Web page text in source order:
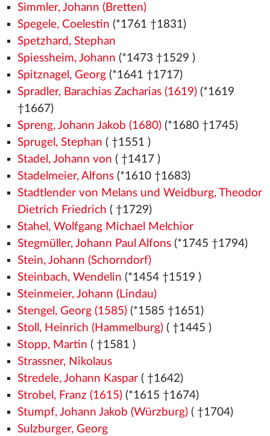
Simmler, Johann (Bretten)
Spegele, Coelestin (*1761 †1831)
Spetzhard, Stephan
Spiessheim, Johann (*1473 †1529 )
Spitznagel, Georg(*1641 †1717)
Spradler, Barachias Zacharias (1619)(*1619
†1667)
Spreng, Johann Jakob (1680)(*1680 †1745)
Sprugel, Stephan ( †1551 )
Stadel, Johann von ( †1417 )
Stadelmeier, Alfons(*1610 †1683)
Stadtlender von Melans und Weidburg, Theodor
Dietrich Friedrich ( †1729)
Stahel, Wolfgang Michael Melchior
Stegmüller, Johann Paul Alfons(*1745 †1794)
Stein, Johann (Schorndorf)
Steinbach, Wendelin (*1454 †1519 )
Steinmeier, Johann (Lindau)
Stengel, Georg (1585)(*1585 †1651)
Stoll, Heinrich (Hammelburg)( †1445 )
Stopp, Martin ( †1581 )
Strassner, Nikolaus
Stredele, Johann Kaspar( †1642)
Strobel, Franz (1615)(*1615 †1674)
Stumpf, Johann Jakob (Würzburg)( †1704)
Sulzburger, Georg